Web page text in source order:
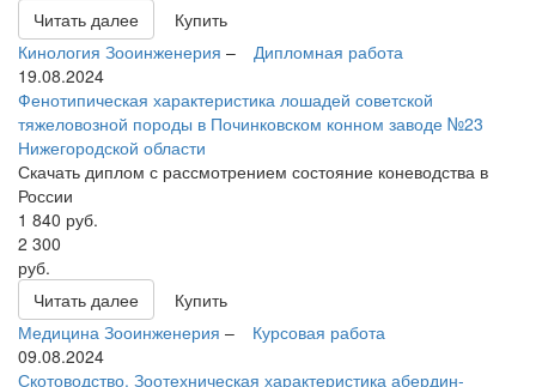
Читать далее
Купить
Кинология Зооинженерия –
Дипломная работа
19.08.2024
Фенотипическая характеристика лошадей советской
тяжеловозной породы в Починковском конном заводе №23
Нижегородской области
Скачать диплом с рассмотрением состояние коневодства в
России
1 840 руб.
2 300
руб.
Читать далее
Купить
Медицина Зооинженерия –
Курсовая работа
09.08.2024
Скотоводство. Зоотехническая характеристика абердин-